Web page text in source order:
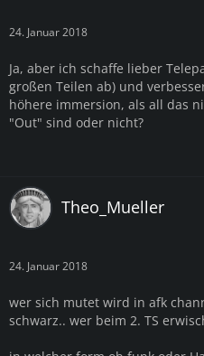
24. Januar 2018
Ja, aber ich schaffe lieber
großen Teilen ab) und
höhere immersion, als all das
"Out" sind oder nicht?
Theo_Mueller
24. Januar 2018
wer sich mutet wird in afk
schwarz.. wer beim 2. TS